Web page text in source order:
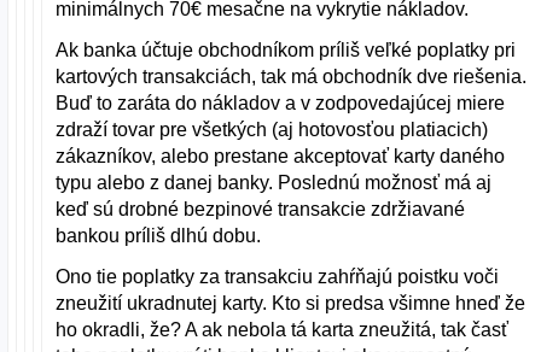
minimálnych 70€ mesačne na vykrytie nákladov.
Ak banka účtuje obchodníkom príliš veľké poplatky pri
kartových transakciách, tak má obchodník dve riešenia.
Buď to zaráta do nákladov a v zodpovedajúcej miere
zdraží tovar pre všetkých (aj hotovosťou platiacich)
zákazníkov, alebo prestane akceptovať karty daného
typu alebo z danej banky. Poslednú možnosť má aj
keď sú drobné bezpinové transakcie zdržiavané
bankou príliš dlhú dobu.
Ono tie poplatky za transakciu zahŕňajú poistku voči
zneužití ukradnutej karty. Kto si predsa všimne hneď že
ho okradli, že? A ak nebola tá karta zneužitá, tak časť